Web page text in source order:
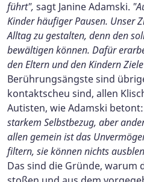
führt", sagt Janine Adamski.
Kinder häufiger Pausen. Unser
Alltag zu gestalten, denn den
bewältigen können. Dafür
den Eltern und den Kindern
Berührungsängste sind
kontaktscheu sind, allen
Autisten, wie Adamski betont:
starkem Selbstbezug, aber
allen gemein ist das
filtern, sie können nichts
Das sind die Gründe, warum